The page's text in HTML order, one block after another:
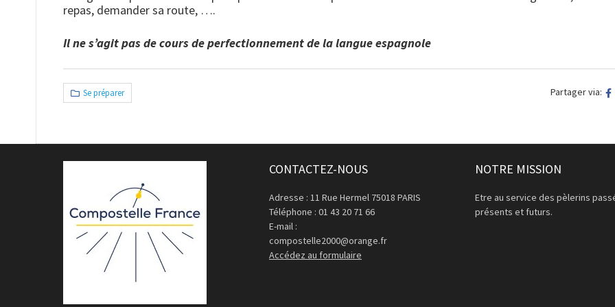
repas, demander sa route, ….
Il ne s’agit pas de cours de perfectionnement de la langue espagnole
Se préparer Partager via:
CONTACTEZ-NOUS
Adresse : 11 Rue Hermel 75018 PARIS
Téléphone : 01 43 20 71 66
E-mail :
compostelle2000@orange.fr
Accédez au formulaire
NOTRE MISSION
Etre au service des pèlerins
présents et futurs.